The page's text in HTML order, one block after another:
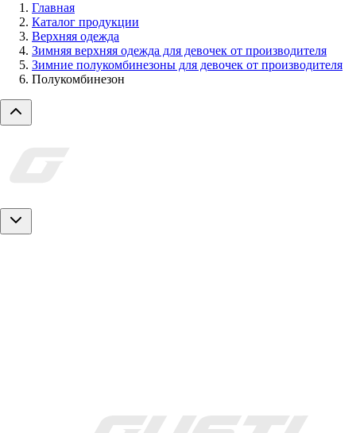
Главная
Каталог продукции
Верхняя одежда
Зимняя верхняя одежда для девочек от производителя
Зимние полукомбинезоны для девочек от производителя
Полукомбинезон